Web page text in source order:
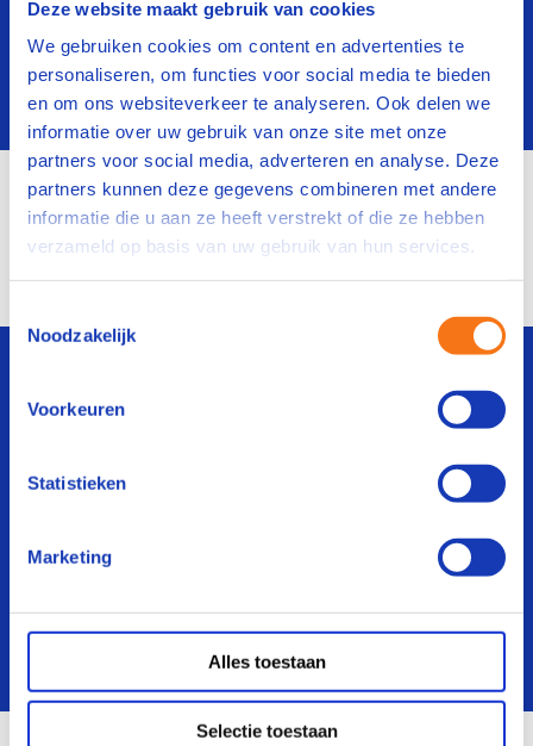
Deze website maakt gebruik van cookies
We gebruiken cookies om content en advertenties te
personaliseren, om functies voor social media te bieden
en om ons websiteverkeer te analyseren. Ook delen we
informatie over uw gebruik van onze site met onze
partners voor social media, adverteren en analyse. Deze
partners kunnen deze gegevens combineren met andere
informatie die u aan ze heeft verstrekt of die ze hebben
verzameld op basis van uw gebruik van hun services.
Noodzakelijk
Voorkeuren
Statistieken
Marketing
Alles toestaan
Selectie toestaan
operators zijn dankzij Vapro vakmensen
geworden. Van Nederland tot China en
Indonesië. Onze positieve impact op
productielijnen is wereldwijd.
Productiviteit verhoging bij Primo
Enitor
Benieuwd hoe we jouw
personeel kunnen